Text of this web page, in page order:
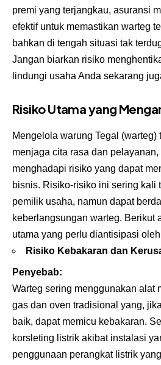
premi yang terjangkau, asuransi
efektif untuk memastikan warteg
bahkan di tengah situasi tak
Jangan biarkan risiko
lindungi usaha Anda sekarang
Risiko Utama yang
Mengelola warung Tegal (warteg)
menjaga cita rasa dan pelayanan,
menghadapi risiko yang dapat
bisnis. Risiko-risiko ini sering kali
pemilik usaha, namun dapat
keberlangsungan warteg. Berikut
utama yang perlu diantisipasi
Risiko Kebakaran dan
Penyebab:
Warteg sering menggunakan alat
gas dan oven tradisional yang,
baik, dapat memicu kebakaran.
korsleting listrik akibat instalasi
penggunaan perangkat listrik